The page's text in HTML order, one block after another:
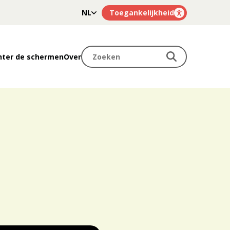
NL Toegankelijkheid
de schermenOver
Zoeken Zoeken